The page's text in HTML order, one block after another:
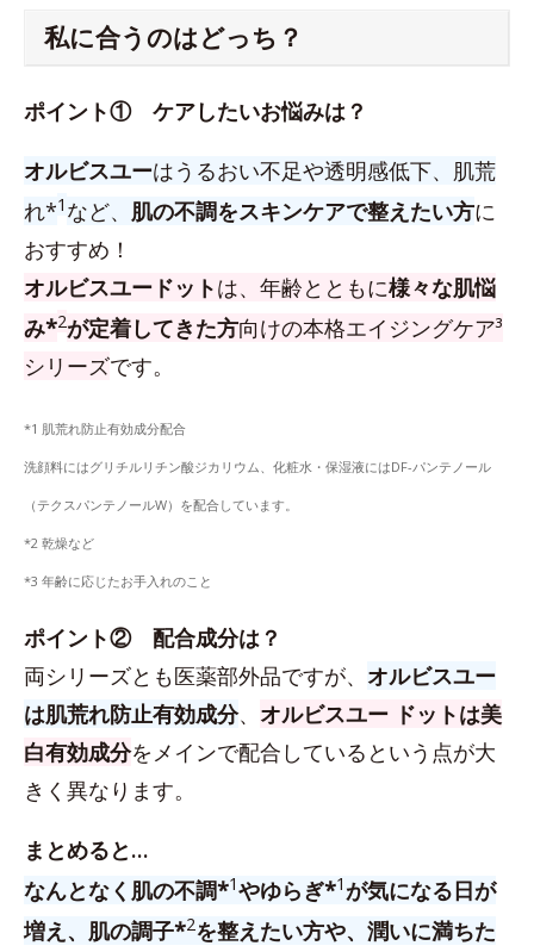
私に合うのはどっち？
ポイント① ケアしたいお悩みは？
オルビスユーはうるおい不足や透明感低下、肌荒
れ*1 など、 肌の不調をスキンケアで整えたい方に
おすすめ！
オルビスユードットは、年齢とともに様々な肌悩
み*2が定着してきた方向けの本格エイジングケア³
シリーズです。
*1 肌荒れ防止有効成分配合
洗顔料にはグリチルリチン酸ジカリウム、化粧水・保湿液にはDF-パンテノール
（テクスパンテノールW）を配合しています。
*2 乾燥など
*3 年齢に応じたお手入れのこと
ポイント② 配合成分は？
両シリーズとも医薬部外品ですが、 オルビスユー
は肌荒れ防止有効成分、 オルビスユー ドットは美
白有効成分をメインで配合しているという点が大
きく異なります。
まとめると…
なんとなく肌の不調*1やゆらぎ*1 が気になる日が
増え、肌の調子*2を整えたい方や、潤いに満ちた